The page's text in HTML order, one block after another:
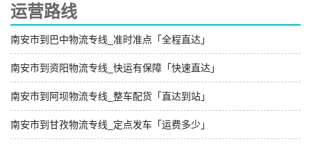
运营路线
南安市到巴中物流专线_准时准点「全程直达」
南安市到资阳物流专线_快运有保障「快速直达」
南安市到阿坝物流专线_整车配货「直达到站」
南安市到甘孜物流专线_定点发车「运费多少」